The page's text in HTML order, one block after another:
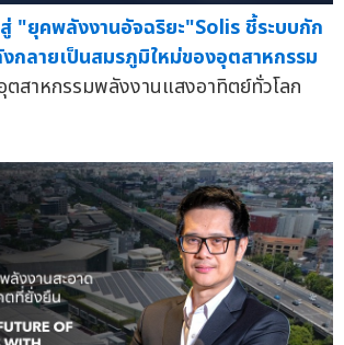
"ยุคพลังงานอัจฉริยะ"Solis ชี้ระบบกัก
กลายเป็นสมรภูมิใหม่ของอุตสาหกรรม
สาหกรรมพลังงานแสงอาทิตย์ทั่วโลก